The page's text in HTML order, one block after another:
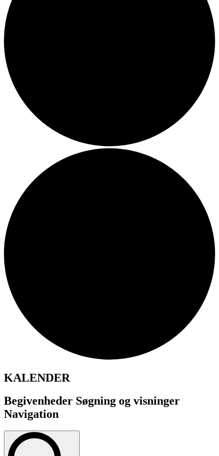
KALENDER
Begivenheder Søgning og visninger
Navigation